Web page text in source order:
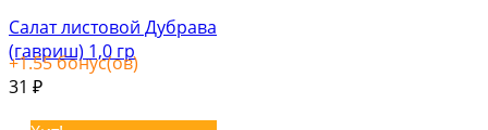
Салат листовой Дубрава
(гавриш) 1,0 гр
+1.55бонус(ов)
31 ₽